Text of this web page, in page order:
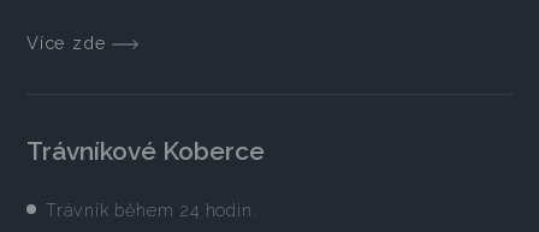
Více zde
Trávníkové Koberce
Trávník během 24 hodin.